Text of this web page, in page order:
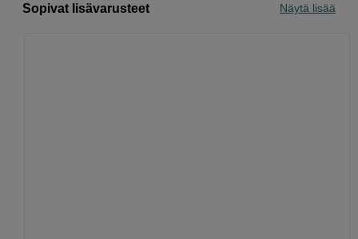
Sopivat lisävarusteet Näytä lisää